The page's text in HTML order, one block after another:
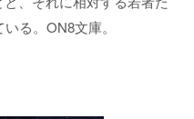
る。ON8文庫。